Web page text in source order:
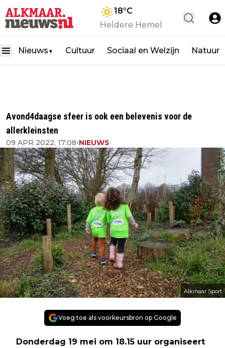
18°C
Heldere Hemel
Nieuws ▼ Cultuur Sociaal en Welzijn Natuur
Avond4daagse sfeer is ook een belevenis voor de
allerkleinsten
09 APR 2022, 17:08•NIEUWS
Alkmaar Sport
Voeg toe als voorkeursbron op Google
Donderdag 19 mei om 18.15 uur organiseert